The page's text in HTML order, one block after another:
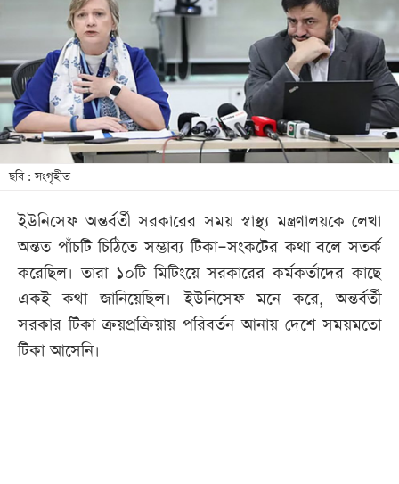
বিনোদন
লাইফ
স্টাইল
শিক্ষা
তথ্যপ্রযুক্তি
বিভাগ
ছবি
ভিডিও
ছবি : সংগৃহীত
ইউনিসেফ অন্তর্বর্তী সরকারের সময় স্বাস্থ্য মন্ত্রণালয়কে লেখা
অন্তত পাঁচটি চিঠিতে সম্ভাব্য টিকা–সংকটের কথা বলে সতর্ক
করেছিল। তারা ১০টি মিটিংয়ে সরকারের কর্মকর্তাদের কাছে
একই কথা জানিয়েছিল। ইউনিসেফ মনে করে, অন্তর্বর্তী
সরকার টিকা ক্রয়প্রক্রিয়ায় পরিবর্তন আনায় দেশে সময়মতো
টিকা আসেনি।